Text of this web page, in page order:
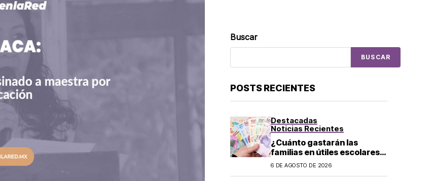
Buscar
BUSCAR
POSTS RECIENTES
Destacadas
Noticias Recientes
¿Cuánto gastarán las
familias en útiles escolares?
Costo aumenta a 6 mil pesos
6 DE AGOSTO DE 2026